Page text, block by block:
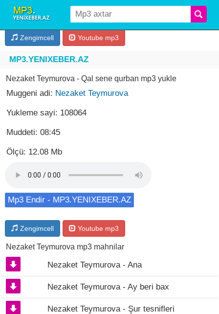
Zengimcell Youtube mp3
MP3.YENIXEBER.AZ
Nezaket Teymurova - Qal sene qurban mp3 yukle
Muggeni adi: Nezaket Teymurova
Yukleme sayi: 108064
Muddeti: 08:45
Ölçü: 12.08 Mb
Mp3 Endir - MP3.YENIXEBER.AZ
Zengimcell Youtube mp3
Nezaket Teymurova mp3 mahnilar
Nezaket Teymurova - Ana
Nezaket Teymurova - Ay beri bax
Nezaket Teymurova - Şur tesnifleri